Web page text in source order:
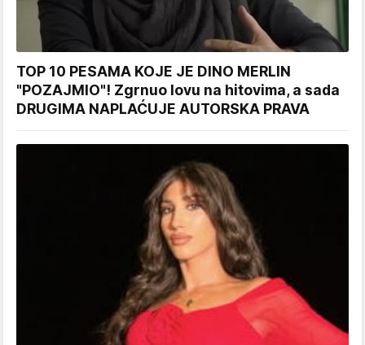
TOP 10 PESAMA KOJE JE DINO MERLIN
"POZAJMIO"! Zgrnuo lovu na hitovima, a sada
DRUGIMA NAPLAĆUJE AUTORSKA PRAVA